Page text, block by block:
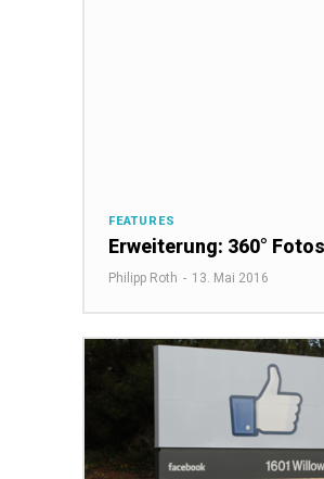
FEATURES
Erweiterung: 360°
Philipp Roth - 13. Mai 2016